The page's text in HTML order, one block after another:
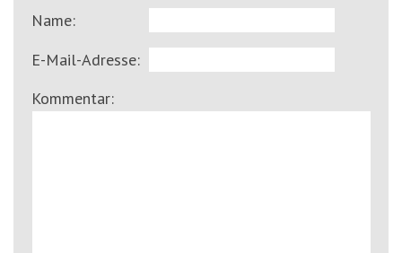
Name:
E-Mail-Adresse:
Kommentar: